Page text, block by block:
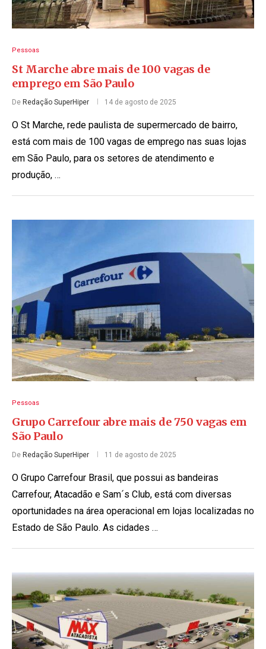
Pessoas
St Marche abre mais de 100 vagas de
emprego em São Paulo
De Redação SuperHiper 14 de agosto de 2025
O St Marche, rede paulista de supermercado de bairro,
está com mais de 100 vagas de emprego nas suas lojas
em São Paulo, para os setores de atendimento e
produção, …
Pessoas
Grupo Carrefour abre mais de 750 vagas em
São Paulo
De Redação SuperHiper 11 de agosto de 2025
O Grupo Carrefour Brasil, que possui as bandeiras
Carrefour, Atacadão e Sam´s Club, está com diversas
oportunidades na área operacional em lojas localizadas no
Estado de São Paulo. As cidades …